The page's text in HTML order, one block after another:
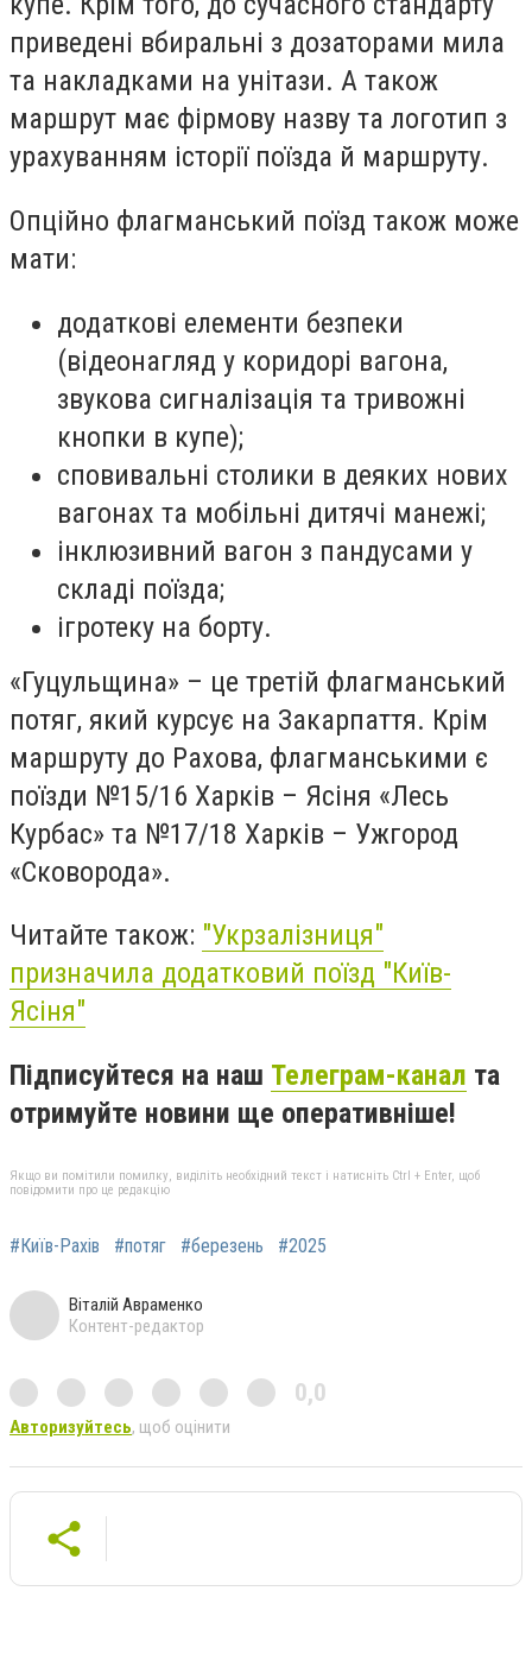
приведені вбиральні з дозаторами мила
та накладками на унітази. А також
маршрут має фірмову назву та логотип з
урахуванням історії поїзда й маршруту.
Опційно флагманський поїзд також може
мати:
додаткові елементи безпеки
(відеонагляд у коридорі вагона,
звукова сигналізація та тривожні
кнопки в купе);
сповивальні столики в деяких нових
вагонах та мобільні дитячі манежі;
інклюзивний вагон з пандусами у
складі поїзда;
ігротеку на борту.
«Гуцульщина» – це третій флагманський
потяг, який курсує на Закарпаття. Крім
маршруту до Рахова, флагманськими є
поїзди №15/16 Харків – Ясіня «Лесь
Курбас» та №17/18 Харків – Ужгород
«Сковорода».
Читайте також: "Укрзалізниця"
призначила додатковий поїзд "Київ-
Ясіня"
Підписуйтеся на наш Телеграм-канал та
отримуйте новини ще оперативніше!
Якщо ви помітили помилку, виділіть необхідний текст і натисніть Ctrl + Enter, щоб
повідомити про це редакцію
#Київ-Рахів #потяг #березень #2025
Віталій Авраменко
Контент-редактор
0,0
Авторизуйтесь, щоб оцінити